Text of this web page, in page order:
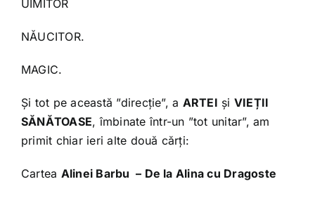
UIMITOR
NĂUCITOR.
MAGIC.
Și tot pe această ”direcție”, a ARTEI și VIEȚII
SĂNĂTOASE, îmbinate într-un ”tot unitar”, am
primit chiar ieri alte două cărți:
Cartea Alinei Barbu – De la Alina cu Dragoste